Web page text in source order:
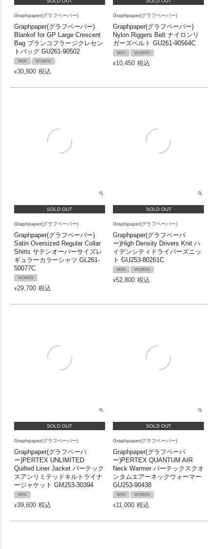
Graphpaper(グラフペーパー)
Graphpaper(グラフペーパー)
Blankof for GP Large Crescent
Bag ブランコフラージクレセン
トバッグ GU261-90502
MEN WOMEN
¥30,800 税込
Graphpaper(グラフペーパー)
Graphpaper(グラフペーパー)
Nylon Riggers Belt ナイロンリ
ガーズベルト GU261-90564C
MEN WOMEN
¥10,450 税込
SOLD OUT
Graphpaper(グラフペーパー)
Graphpaper(グラフペーパー)
Satin Oversized Regular Collar
Shirts サテンオーバーサイズレ
ギュラーカラーシャツ GL261-
50077C
WOMEN
¥29,700 税込
SOLD OUT
Graphpaper(グラフペーパー)
Graphpaper(グラフペーパ
ー)High Density Drivers Knit ハ
イデンシティドライバーズニッ
ト GU253-80261C
MEN WOMEN
¥52,800 税込
SOLD OUT
Graphpaper(グラフペーパー)
Graphpaper(グラフペーパ
ー)PERTEX UNLIMITED
Quilted Liner Jacket パーテック
スアンリミテッドキルトライナ
ージャケット GM253-30394
MEN
¥39,600 税込
SOLD OUT
Graphpaper(グラフペーパー)
Graphpaper(グラフペーパ
ー)PERTEX QUANTUM AIR
Neck Warmer パーテックスクオ
ンタムエアーネックウォーマー
GU253-90438
MEN WOMEN
¥11,000 税込